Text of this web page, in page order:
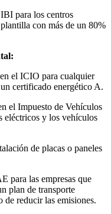
para los centros
con más de un 80%
el ICIO para cualquier
certificado energético A.
el Impuesto de Vehículos
eléctricos y los vehículos
de placas o paneles
para las empresas que
plan de transporte
reducir las emisiones.